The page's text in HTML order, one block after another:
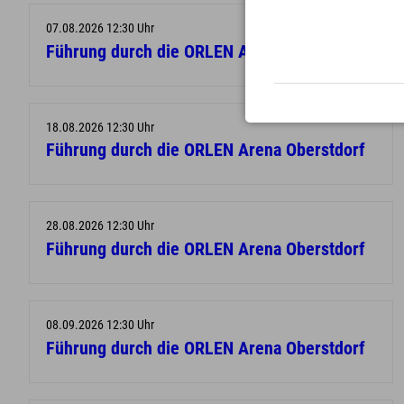
07.08.2026 12:30 Uhr
Führung durch die ORLEN Arena Oberstdorf
18.08.2026 12:30 Uhr
Führung durch die ORLEN Arena Oberstdorf
28.08.2026 12:30 Uhr
Führung durch die ORLEN Arena Oberstdorf
08.09.2026 12:30 Uhr
Führung durch die ORLEN Arena Oberstdorf